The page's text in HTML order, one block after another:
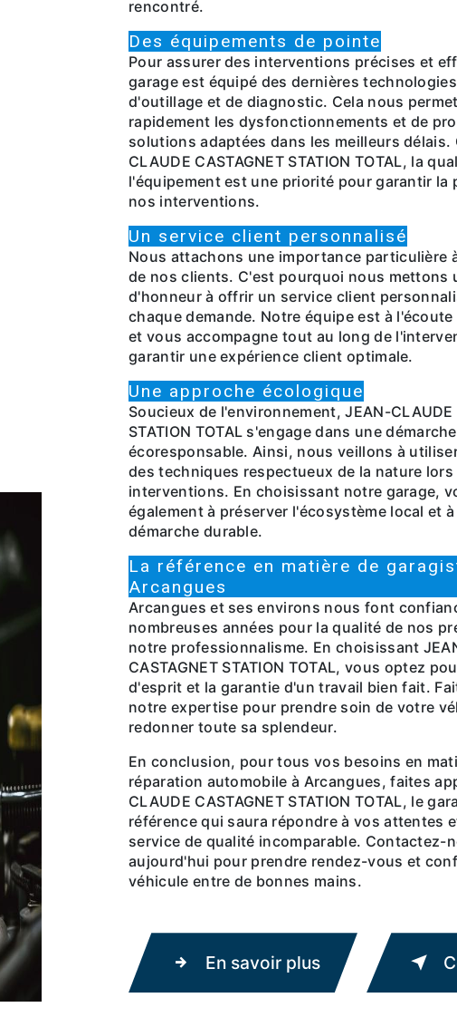
rencontré.
Des équipements de pointe
Pour assurer des interventions précises et
garage est équipé des dernières
d'outillage et de diagnostic. Cela nous
rapidement les dysfonctionnements et de
solutions adaptées dans les meilleurs délais.
CLAUDE CASTAGNET STATION TOTAL, la
l'équipement est une priorité pour garantir la
nos interventions.
Un service client personnalisé
Nous attachons une importance particulière
de nos clients. C'est pourquoi nous mettons
d'honneur à offrir un service client
chaque demande. Notre équipe est à
et vous accompagne tout au long de
garantir une expérience client optimale.
Une approche écologique
Soucieux de l'environnement, JEAN-CLAUDE
STATION TOTAL s'engage dans une démarche
écoresponsable. Ainsi, nous veillons à
des techniques respectueux de la nature lors
interventions. En choisissant notre garage,
également à préserver l'écosystème local et
démarche durable.
La référence en matière de
Arcangues
Arcangues et ses environs nous font
nombreuses années pour la qualité de nos
notre professionnalisme. En choisissant
CASTAGNET STATION TOTAL, vous optez
d'esprit et la garantie d'un travail bien fait.
notre expertise pour prendre soin de votre
redonner toute sa splendeur.
En conclusion, pour tous vos besoins en
réparation automobile à Arcangues, faites
CLAUDE CASTAGNET STATION TOTAL, le
référence qui saura répondre à vos attentes
service de qualité incomparable. Contactez-
aujourd'hui pour prendre rendez-vous et
véhicule entre de bonnes mains.
En savoir plus